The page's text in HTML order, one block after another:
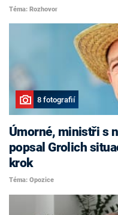
Téma: Rozhovor
8 fotografií
Úmorné, ministři s
popsal Grolich
krok
Téma: Opozice